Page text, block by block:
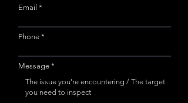
Email
Phone
Message